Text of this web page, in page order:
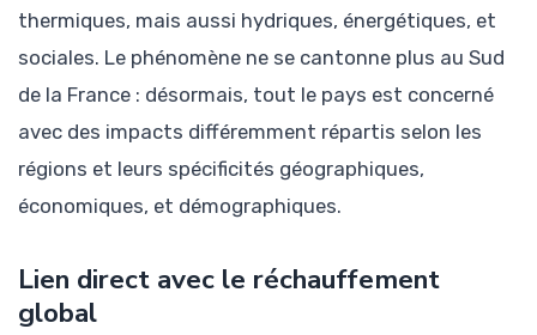
thermiques, mais aussi hydriques, énergétiques, et
sociales. Le phénomène ne se cantonne plus au Sud
de la France : désormais, tout le pays est concerné
avec des impacts différemment répartis selon les
régions et leurs spécificités géographiques,
économiques, et démographiques.
Lien direct avec le réchauffement
global